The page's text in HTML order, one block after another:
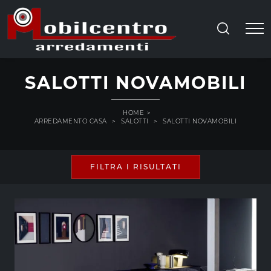
SALOTTI NOVAMOBILI
HOME >
ARREDAMENTO CASA
> SALOTTI > SALOTTI NOVAMOBILI
FILTRA I RISULTATI